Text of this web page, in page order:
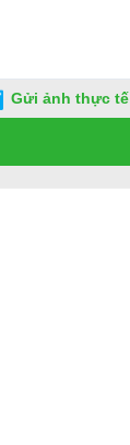
Gửi ảnh thực tế